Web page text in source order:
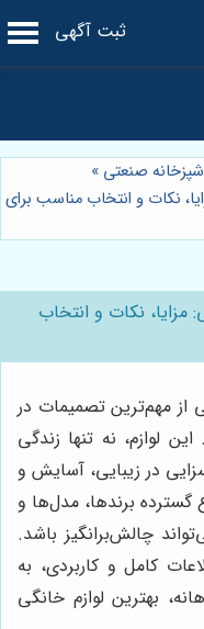
ثبت آگهی
صنعتی »
نکات و انتخاب مناسب برای
مزایا، نکات و انتخاب
از مهم‌ترین تصمیمات در
لوازم، نه تنها زندگی
در زیبایی، آسایش و
گسترده برندها، مدل‌ها و
چالش‌برانگیز باشد.
کامل و کاربردی، به
بهترین لوازم خانگی